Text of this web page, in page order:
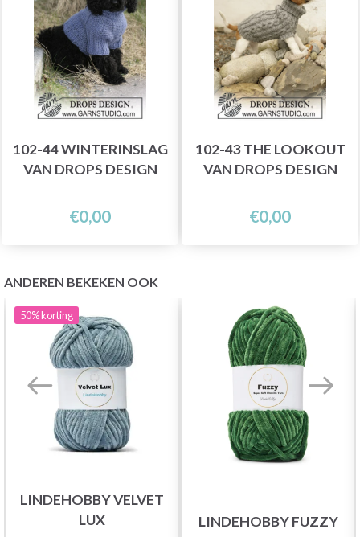
102-44 WINTERINSLAG
VAN DROPS DESIGN
€0,00
102-43 THE LOOKOUT
VAN DROPS DESIGN
€0,00
ANDEREN BEKEKEN OOK
50%korting
LINDEHOBBY VELVET
LUX
LINDEHOBBY FUZZY